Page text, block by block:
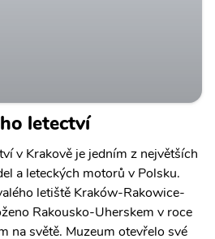
letectví
v Krakově je jedním z největších
a leteckých motorů v Polsku.
letiště Kraków-Rakowice-
Rakousko-Uherskem v roce
na světě. Muzeum otevřelo své